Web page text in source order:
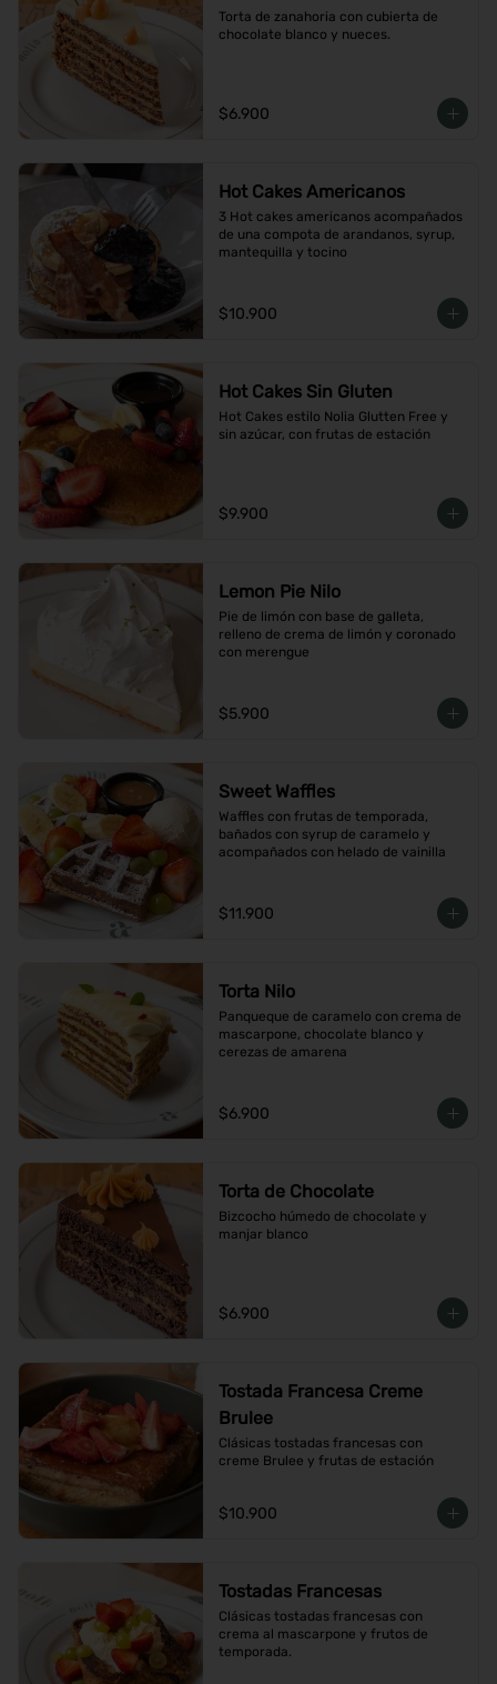
Torta de zanahoria con cubierta de
chocolate blanco y nueces.
$6.900
Hot Cakes Americanos
3 Hot cakes americanos acompañados
de una compota de arandanos, syrup,
mantequilla y tocino
$10.900
Hot Cakes Sin Gluten
Hot Cakes estilo Nolia Glutten Free y
sin azúcar, con frutas de estación
$9.900
Lemon Pie Nilo
Pie de limón con base de galleta,
relleno de crema de limón y coronado
con merengue
$5.900
Sweet Waffles
Waffles con frutas de temporada,
bañados con syrup de caramelo y
acompañados con helado de vainilla
$11.900
Torta Nilo
Panqueque de caramelo con crema de
mascarpone, chocolate blanco y
cerezas de amarena
$6.900
Torta de Chocolate
Bizcocho húmedo de chocolate y
manjar blanco
$6.900
Tostada Francesa Creme
Brulee
Clásicas tostadas francesas con
creme Brulee y frutas de estación
$10.900
Tostadas Francesas
Clásicas tostadas francesas con
crema al mascarpone y frutos de
temporada.